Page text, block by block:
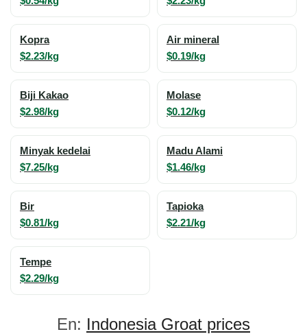
Kopra
$2.23/kg
Air mineral
$0.19/kg
Biji Kakao
$2.98/kg
Molase
$0.12/kg
Minyak kedelai
$7.25/kg
Madu Alami
$1.46/kg
Bir
$0.81/kg
Tapioka
$2.21/kg
Tempe
$2.29/kg
En: Indonesia Groat prices